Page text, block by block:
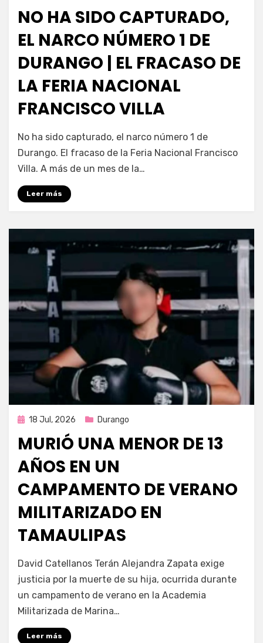
NO HA SIDO CAPTURADO,
EL NARCO NÚMERO 1 DE
DURANGO | EL FRACASO DE
LA FERIA NACIONAL
FRANCISCO VILLA
por Fernando Miranda Servín
No ha sido capturado, el narco número 1 de
Durango. El fracaso de la Feria Nacional Francisco
Villa. A más de un mes de la…
Leer más
Publicada
18 Jul, 2026 Durango
MURIÓ UNA MENOR DE 13
AÑOS EN UN
CAMPAMENTO DE VERANO
MILITARIZADO EN
TAMAULIPAS
por Fernando Miranda Servín
David Catellanos Terán Alejandra Zapata exige
justicia por la muerte de su hija, ocurrida durante
un campamento de verano en la Academia
Militarizada de Marina…
Leer más